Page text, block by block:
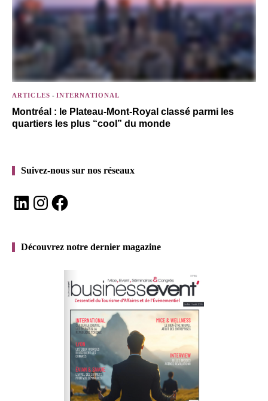
ARTICLES - INTERNATIONAL
Montréal : le Plateau-Mont-Royal classé parmi les
quartiers les plus “cool” du monde
Suivez-nous sur nos réseaux
LinkedInInstagramFacebook
Découvrez notre dernier magazine